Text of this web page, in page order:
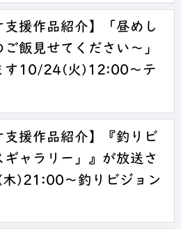
支援作品紹介】「昼めし
飯見せてください～」
す10/24(火)12:00～テ
支援作品紹介】『釣りビ
ギャラリー」』が放送さ
)21:00～釣りビジョン